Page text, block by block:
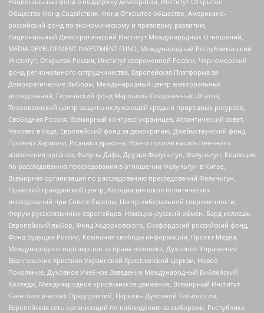
Общество Фонд Содействия, Фонд Открытое общество, Американо-
российский фонд по экономическому и правовому развитию,
Национальный Демократический Институт Международных Отношений,
MEDIA DEVELOPMENT INVESTMENT FUND, Международный Республиканский
Институт, Открытая Россия, Институт современной России, Черноморский
фонд регионального сотрудничества, Европейская Платформа за
Демократические Выборы, Международный центр электоральных
исследований, Германский фонд Маршалла Соединенных Штатов,
Тихоокеанский центр защиты окружающей среды и природных ресурсов,
Свободная Россия, Всемирный конгресс украинцев, Атлантический совет,
Человек в беде, Европейский фонд за демократию, Джеймстаунский фонд,
Прожект Хармони, Родники дракона, Врачи против насильственного
извлечения органов, Фалунь Дафа, Друзья Фалуньгун, Фалуньгун, Коалиция
по расследованию преследования в отношении Фалуньгун в Китае,
Всемирная организация по расследованию преследований Фалуньгун,
Пражский гражданский центр, Ассоциация школ политических
исследований при Совете Европы, Центр либеральной современности,
Форум русскоязычных европейцев, Немецко-русский обмен, Бард колледж,
Европейский выбор, Фонд Ходорковского, Оксфордский российский фонд,
Фонд Будущее России, Компания свободы информации, Проект Медиа,
Международное партнерство за права человека, Духовное Управление
Евангельских Христиан Украинской Христианской Церкви, Новое
Поколение, Духовное Учебное Заведение Международный Библейский
Колледж, Международное христианское движение, Всемирный Институт
Саентологических Предприятий, Церковь Духовной Технологии,
Европейская сеть организаций по наблюдению за выборами, Республика